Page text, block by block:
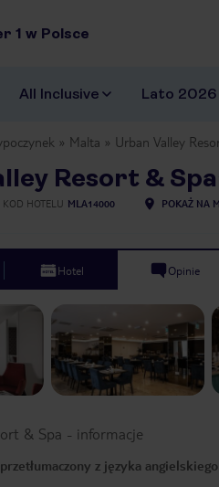
1 w Polsce
All Inclusive Lato 2026
Malta Urban Valley
Resort & Spa
KOD HOTELU MLA14000 POKAŻ NA
Hotel Opinie
& Spa - informacje
z języka